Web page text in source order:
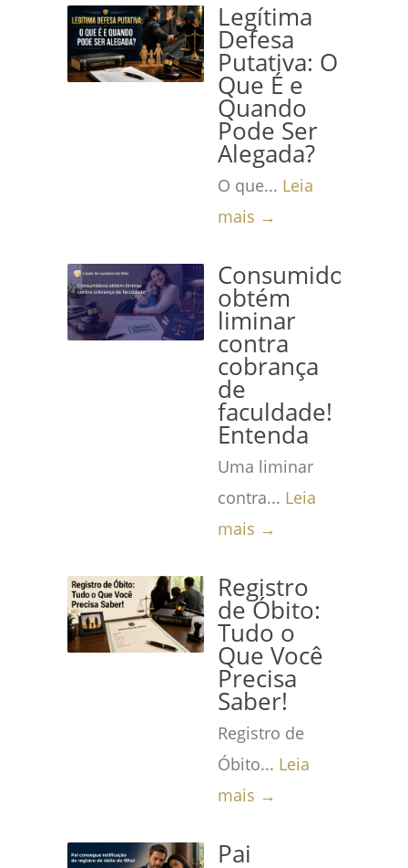
Legítima
Defesa
Putativa: O
Que É e
Quando
Pode Ser
Alegada?
O que... Leia
mais →
Consumidora
obtém
liminar
contra
cobrança
de
faculdade!
Entenda
Uma liminar
contra... Leia
mais →
Registro
de Óbito:
Tudo o
Que Você
Precisa
Saber!
Registro de
Óbito... Leia
mais →
Pai